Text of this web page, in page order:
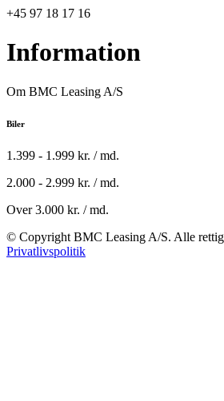
+45 97 18 17 16
Information
Om BMC Leasing A/S
Biler
1.399 - 1.999 kr. / md.
2.000 - 2.999 kr. / md.
Over 3.000 kr. / md.
© Copyright BMC Leasing A/S. Alle
Privatlivspolitik